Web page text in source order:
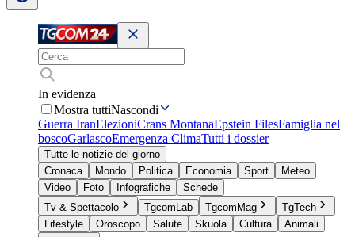
In evidenza
Mostra tuttiNascondi
Guerra IranElezioniCrans MontanaEpstein FilesFamiglia nel
boscoGarlascoEmergenza ClimaTutti i dossier
Tutte le notizie del giorno
Cronaca
Mondo Politica Economia Sport
Meteo
Video
Foto Infografiche
Schede
Tv & Spettacolo
TgcomLab TgcomMag
TgTech
Lifestyle
Oroscopo Salute Skuola Cultura
Animali